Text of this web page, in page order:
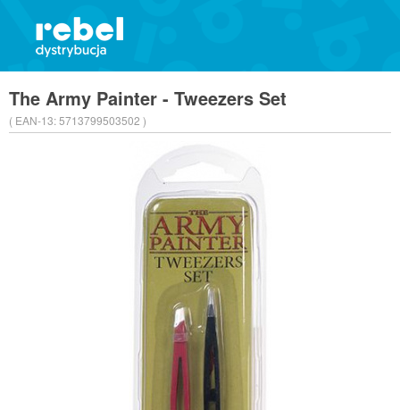
The Army Painter - Tweezers Set
( EAN-13:5713799503502 )